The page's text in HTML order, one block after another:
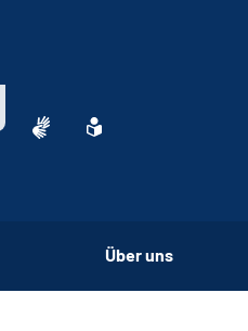
Über uns